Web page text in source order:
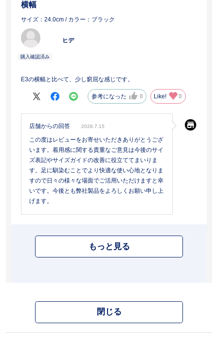
横幅
サイズ：24.0cm / カラー：ブラック
ヒデ
E3の横幅と比べて、少し窮屈な感じです。
参考になった 0 Like! 0
店舗からの回答 2026.7.15
この度はレビューをお寄せいただきありがとうござ
います。着用感に関する貴重なご意見は今後のサイ
ズ表記やサイズガイドの改善に役立ててまいりま
す。足に馴染むことでより快適な使い心地となりま
すので日々の様々な場面でご活用いただけますと幸
いです。今後とも弊社製品をよろしくお願い申し上
げます。
もっと見る
閉じる